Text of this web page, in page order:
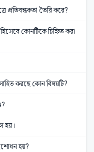
প্রতিবন্ধকতা তৈরি করে?
কোনটিকে চিহ্নিত করা
করছে কোন বিষয়টি?
হয়।
হয়?